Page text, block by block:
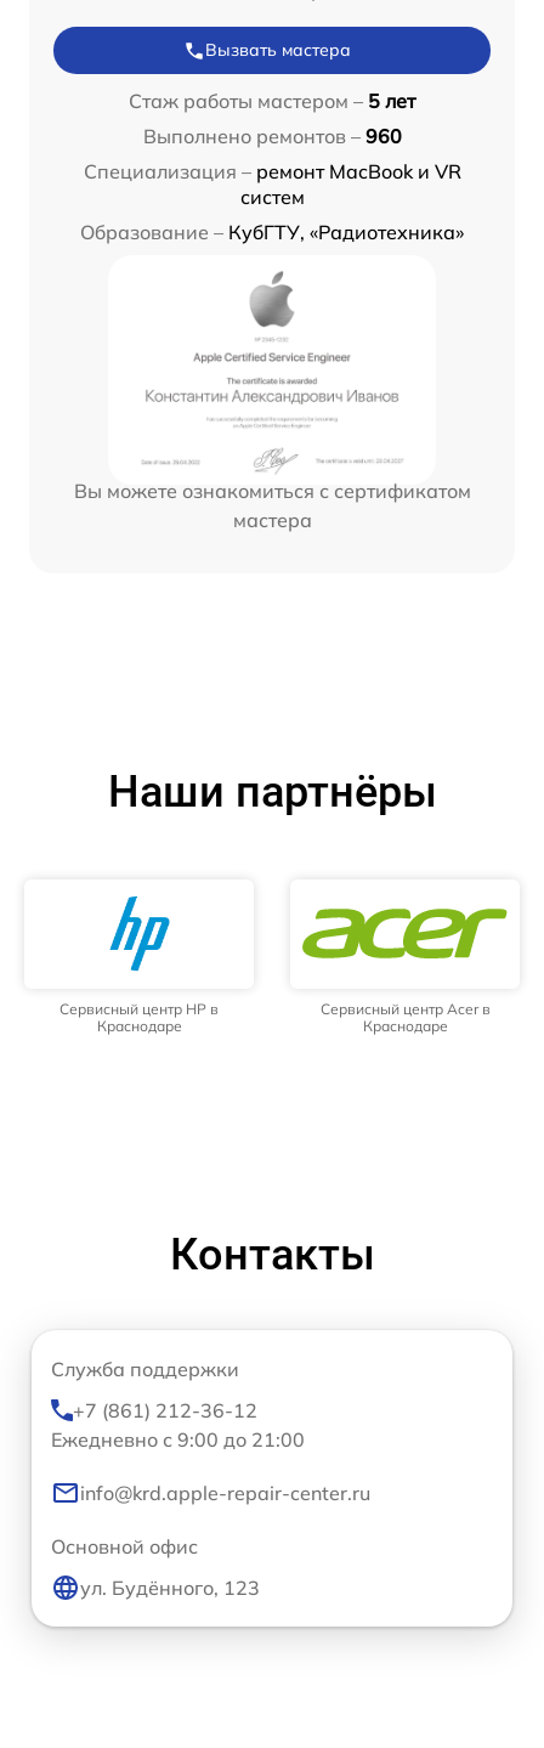
Вызвать мастера
Стаж работы мастером – 5 лет
Выполнено ремонтов – 960
Специализация – ремонт MacBook и VR
систем
Образование – КубГТУ, «Радиотехника»
Вы можете ознакомиться с сертификатом
мастера
Наши партнёры
Сервисный центр HP в
Краснодаре
Сервисный центр Acer в
Краснодаре
Контакты
Служба поддержки
+7 (861) 212-36-12
Ежедневно с 9:00 до 21:00
info@krd.apple-repair-center.ru
Основной офис
ул. Будённого, 123